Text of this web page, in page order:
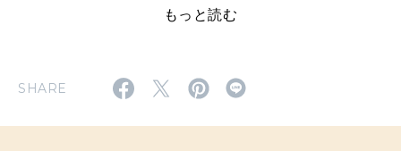
もっと読む
SHARE